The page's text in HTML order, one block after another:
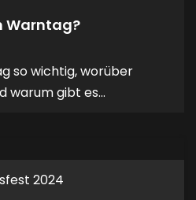
Warntag?
so wichtig, worüber
warum gibt es...
2024